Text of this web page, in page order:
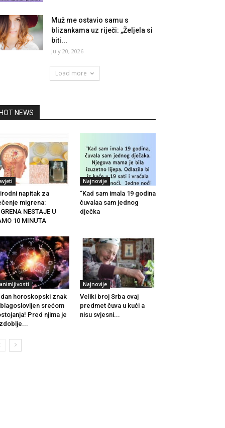
Muž me ostavio samu s
blizankama uz riječi: „Željela si
biti...
July 20, 2026
Load more
NEWS
napitak za
migrena:
NESTAJE U
10 MINUTA
Najnovije
“Kad sam imala 19 godina
čuvalaa sam jednog
dječka
horoskopski znak
srećom
Pred njima je
Najnovije
Veliki broj Srba ovaj
predmet čuva u kući a
nisu svjesni...